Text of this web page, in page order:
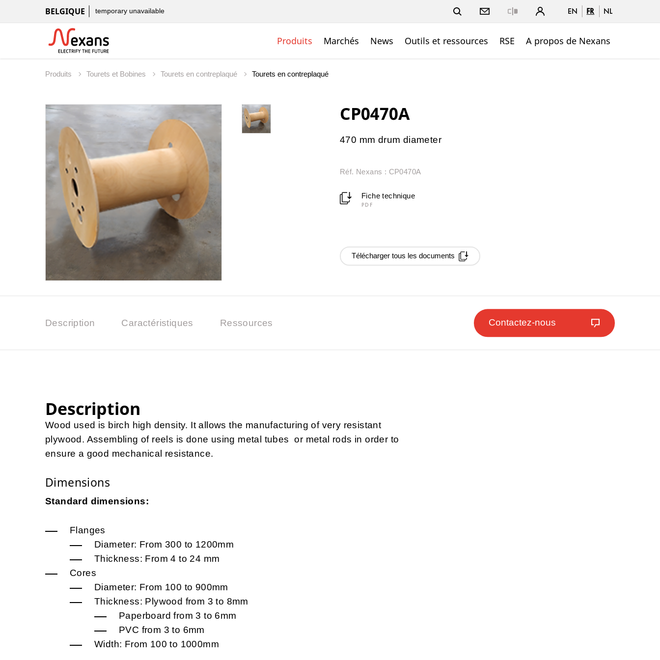
BELGIQUE temporary unavailable EN FR NL
Produits Marchés News Outils et ressources RSE A propos de Nexans
Produits Tourets et Bobines Tourets en contreplaqué Tourets en contreplaqué
CP0470A
470 mm drum diameter
Réf. Nexans : CP0470A
Fiche technique
PDF
Télécharger tous les documents
Description Caractéristiques Ressources Contactez-nous
Description
Wood used is birch high density. It allows the manufacturing of very resistant
plywood. Assembling of reels is done using metal tubes or metal rods in order to
ensure a good mechanical resistance.
Dimensions
Standard dimensions:
Flanges
Diameter: From 300 to 1200mm
Thickness: From 4 to 24 mm
Cores
Diameter: From 100 to 900mm
Thickness: Plywood from 3 to 8mm
Paperboard from 3 to 6mm
PVC from 3 to 6mm
Width: From 100 to 1000mm